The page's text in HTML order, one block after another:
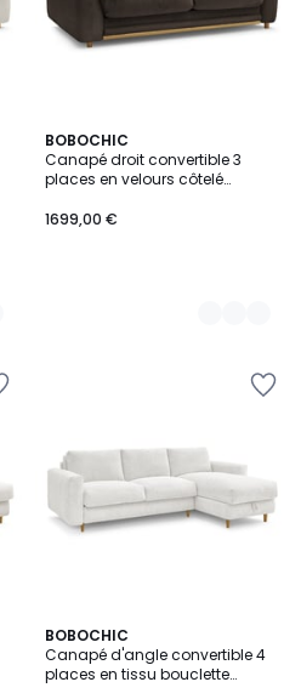
BOBOCHIC
Canapé droit convertible 3
places en velours côtelé
1699,00 €
9
Couleurs
BOBOCHIC
Canapé d'angle convertible 4
places en tissu bouclette
10
Couleurs